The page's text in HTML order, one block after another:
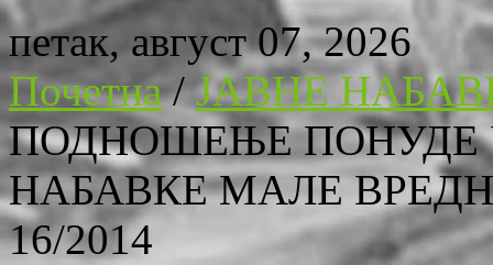
петак, август 07, 2026
Почетна/ЈАВНЕ
ПОДНОШЕЊЕ ПОНУДЕ
НАБАВКЕ МАЛЕ
16/2014